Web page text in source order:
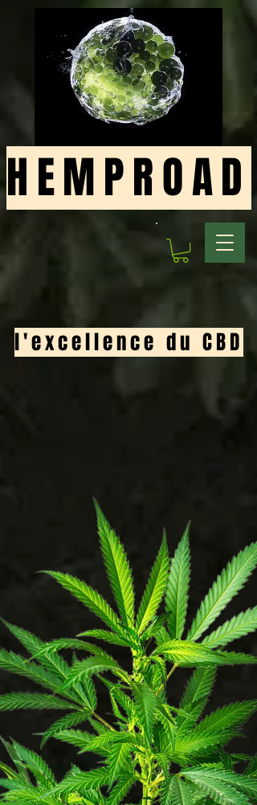
l'excellence du CBD
HEMPROAD